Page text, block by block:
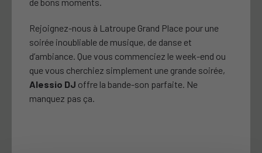
Rejoignez-nous à Latroupe Grand Place pour une
soirée inoubliable de musique, de danse et
d’ambiance. Que vous commenciez le week-end ou
que vous cherchiez simplement une grande soirée,
Alessio DJ offre la bande-son parfaite. Ne
manquez pas ça.